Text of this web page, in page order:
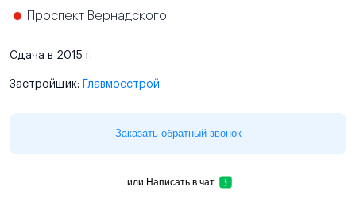
Проспект Вернадского
Сдача в 2015 г.
Застройщик: Главмосстрой
Заказать обратный звонок
или Написать в чат